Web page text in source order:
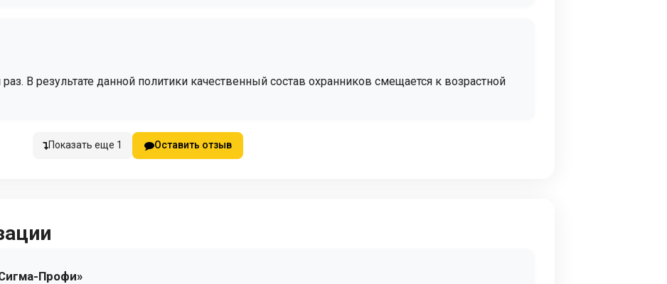
В результате данной политики качественный состав охранников смещается к возрастной
Показать еще 1 Оставить отзыв
Профи»